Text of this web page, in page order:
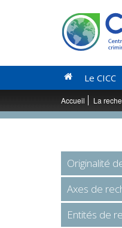
Le CICC
Accueil La
Originalité
Axes de
Entités de